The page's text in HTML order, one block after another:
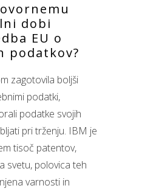
dobi
EU o
podatkov?
zagotovila boljši
podatki,
podatke svojih
pri trženju. IBM je
tisoč patentov,
svetu, polovica teh
varnosti in